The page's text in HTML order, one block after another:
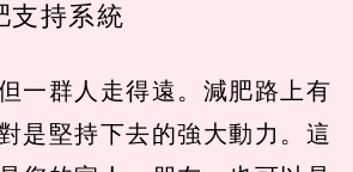
支持系統
一群人走得遠。減肥路上有
是堅持下去的強大動力。這